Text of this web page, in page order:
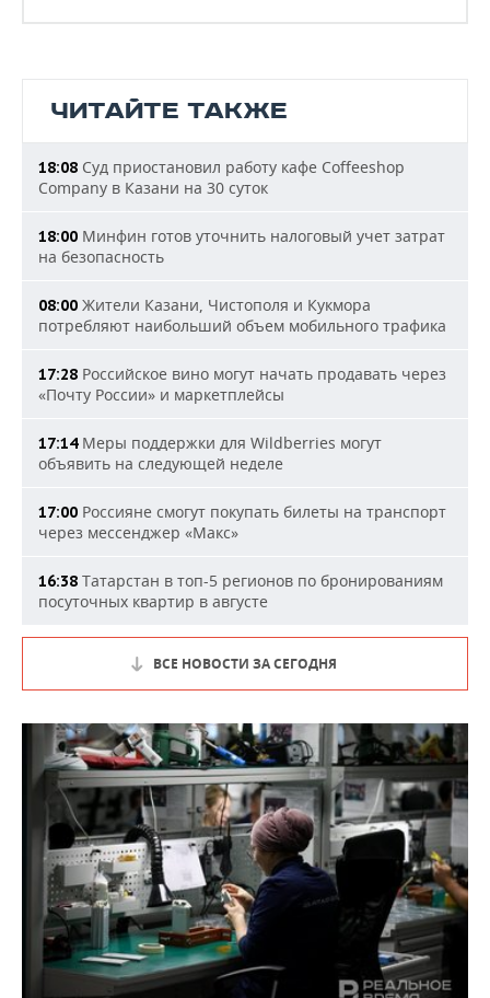
ЧИТАЙТЕ ТАКЖЕ
18:08 Суд приостановил работу кафе Coffeeshop
Company в Казани на 30 суток
18:00 Минфин готов уточнить налоговый учет затрат
на безопасность
08:00 Жители Казани, Чистополя и Кукмора
потребляют наибольший объем мобильного трафика
17:28 Российское вино могут начать продавать через
«Почту России» и маркетплейсы
17:14Меры поддержки для Wildberries могут
объявить на следующей неделе
17:00 Россияне смогут покупать билеты на транспорт
через мессенджер «Макс»
16:38 Татарстан в топ-5 регионов по бронированиям
посуточных квартир в августе
ВСЕ НОВОСТИ ЗА СЕГОДНЯ